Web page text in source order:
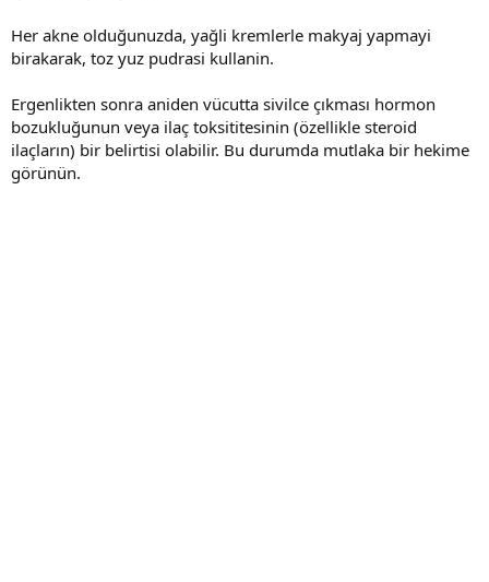
Her akne olduğunuzda, yağli kremlerle makyaj yapmayi
birakarak, toz yuz pudrasi kullanin.
Ergenlikten sonra aniden vücutta sivilce çıkması hormon
bozukluğunun veya ilaç toksititesinin (özellikle steroid
ilaçların) bir belirtisi olabilir. Bu durumda mutlaka bir hekime
görünün.